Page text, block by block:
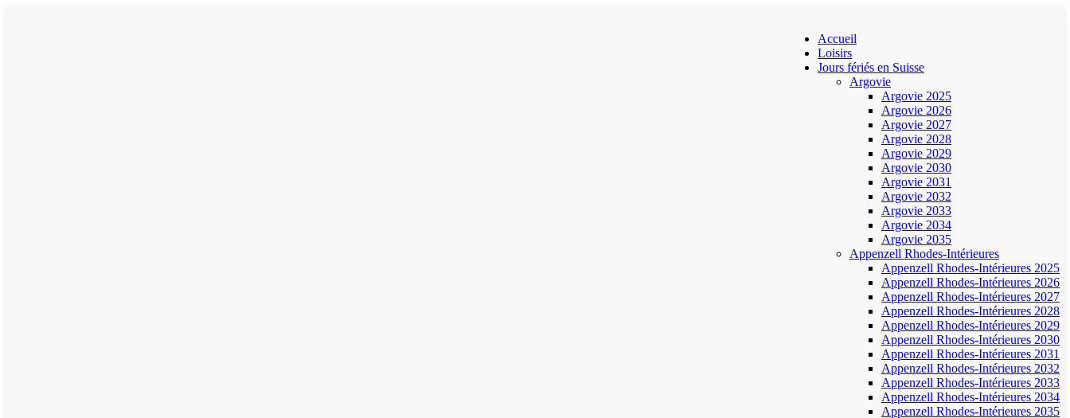
Accueil
Loisirs
Jours fériés en Suisse
Argovie
Argovie 2025
Argovie 2026
Argovie 2027
Argovie 2028
Argovie 2029
Argovie 2030
Argovie 2031
Argovie 2032
Argovie 2033
Argovie 2034
Argovie 2035
Appenzell Rhodes-Intérieures
Appenzell Rhodes-Intérieures 2025
Appenzell Rhodes-Intérieures 2026
Appenzell Rhodes-Intérieures 2027
Appenzell Rhodes-Intérieures 2028
Appenzell Rhodes-Intérieures 2029
Appenzell Rhodes-Intérieures 2030
Appenzell Rhodes-Intérieures 2031
Appenzell Rhodes-Intérieures 2032
Appenzell Rhodes-Intérieures 2033
Appenzell Rhodes-Intérieures 2034
Appenzell Rhodes-Intérieures 2035